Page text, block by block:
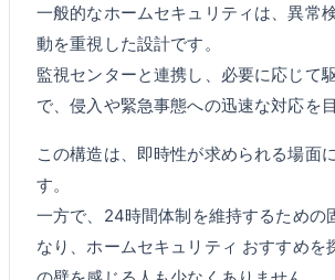
一般的なホームセキュリティは、異常
動を重視した設計です。
監視センターと連携し、必要に応じて
で、侵入や緊急事態への迅速な対応を
この構造は、即時性が求められる場面
す。
一方で、24時間体制を維持するための
なり、ホームセキュリティ おすすめを